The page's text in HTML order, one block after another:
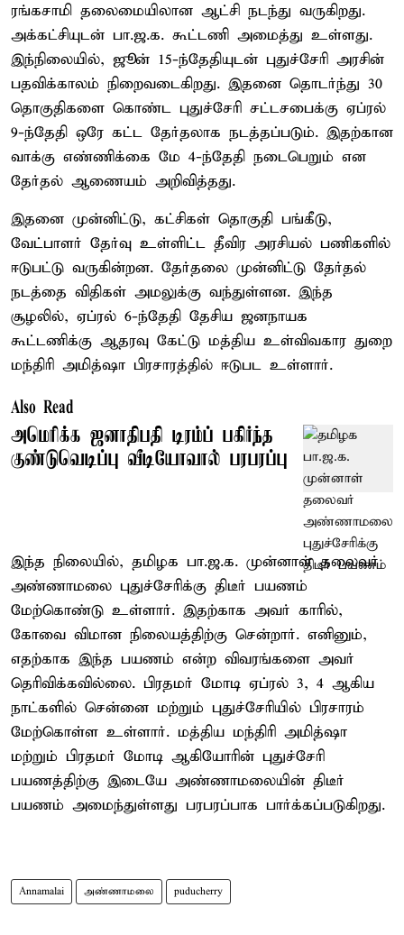
ரங்கசாமி தலைமையிலான ஆட்சி நடந்து வருகிறது.
அக்கட்சியுடன் பா.ஜ.க. கூட்டணி அமைத்து உள்ளது.
இந்நிலையில், ஜூன் 15-ந்தேதியுடன் புதுச்சேரி அரசின்
பதவிக்காலம் நிறைவடைகிறது. இதனை தொடர்ந்து 30
தொகுதிகளை கொண்ட புதுச்சேரி சட்டசபைக்கு ஏப்ரல்
9-ந்தேதி ஒரே கட்ட தேர்தலாக நடத்தப்படும். இதற்கான
வாக்கு எண்ணிக்கை மே 4-ந்தேதி நடைபெறும் என
தேர்தல் ஆணையம் அறிவித்தது.
இதனை முன்னிட்டு, கட்சிகள் தொகுதி பங்கீடு,
வேட்பாளர் தேர்வு உள்ளிட்ட தீவிர அரசியல் பணிகளில்
ஈடுபட்டு வருகின்றன. தேர்தலை முன்னிட்டு தேர்தல்
நடத்தை விதிகள் அமலுக்கு வந்துள்ளன. இந்த
சூழலில், ஏப்ரல் 6-ந்தேதி தேசிய ஜனநாயக
கூட்டணிக்கு ஆதரவு கேட்டு மத்திய உள்விவகார துறை
மந்திரி அமித்ஷா பிரசாரத்தில் ஈடுபட உள்ளார்.
Also Read
அமெரிக்க ஜனாதிபதி டிரம்ப் பகிர்ந்த
குண்டுவெடிப்பு வீடியோவால் பரபரப்பு
இந்த நிலையில், தமிழக பா.ஜ.க. முன்னாள் தலைவர்
அண்ணாமலை புதுச்சேரிக்கு திடீர் பயணம்
மேற்கொண்டு உள்ளார். இதற்காக அவர் காரில்,
கோவை விமான நிலையத்திற்கு சென்றார். எனினும்,
எதற்காக இந்த பயணம் என்ற விவரங்களை அவர்
தெரிவிக்கவில்லை. பிரதமர் மோடி ஏப்ரல் 3, 4 ஆகிய
நாட்களில் சென்னை மற்றும் புதுச்சேரியில் பிரசாரம்
மேற்கொள்ள உள்ளார். மத்திய மந்திரி அமித்ஷா
மற்றும் பிரதமர் மோடி ஆகியோரின் புதுச்சேரி
பயணத்திற்கு இடையே அண்ணாமலையின் திடீர்
பயணம் அமைந்துள்ளது பரபரப்பாக பார்க்கப்படுகிறது.
Annamalai அண்ணாமலை puducherry